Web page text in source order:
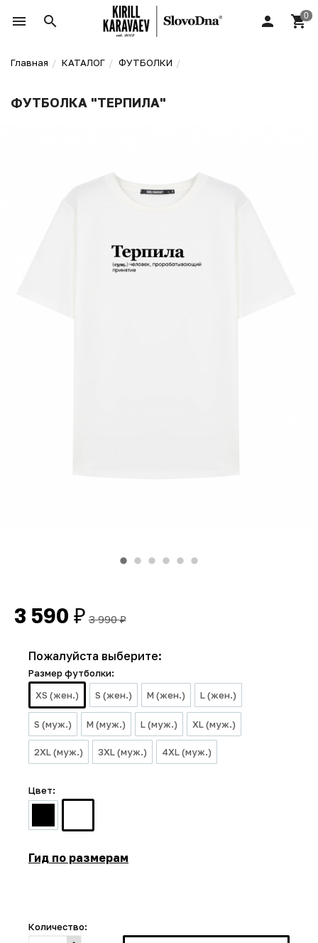
Главная КАТАЛОГ ФУТБОЛКИ
ФУТБОЛКА "ТЕРПИЛА"
3 590 ₽ 3 990₽
Пожалуйста выберите:
Размер футболки:
XS (жен.)
S (жен.) M (жен.) L (жен.)
S (муж.) M (муж.) L (муж.) XL (муж.)
2XL (муж.) 3XL (муж.) 4XL (муж.)
Цвет:
Гид по размерам
Количество: